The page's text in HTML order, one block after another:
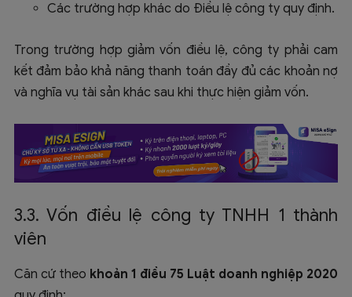
Các trường hợp khác do Điều lệ công ty quy định.
Trong trường hợp giảm vốn điều lệ, công ty phải cam
kết đảm bảo khả năng thanh toán đầy đủ các khoản nợ
và nghĩa vụ tài sản khác sau khi thực hiện giảm vốn.
3.3. Vốn điều lệ công ty TNHH 1 thành
viên
Căn cứ theo khoản 1 điều 75 Luật doanh nghiệp 2020